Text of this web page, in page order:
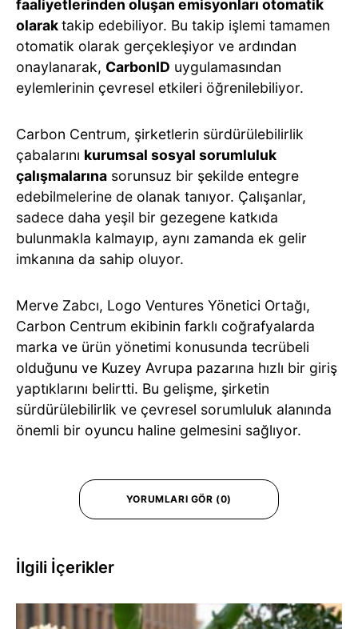
faaliyetlerinden oluşan emisyonları otomatik
olaraktakip edebiliyor. Bu takip işlemi tamamen
otomatik olarak gerçekleşiyor ve ardından
onaylanarak, CarbonID uygulamasından
eylemlerinin çevresel etkileri öğrenilebiliyor.
Carbon Centrum, şirketlerin sürdürülebilirlik
çabalarını kurumsal sosyal sorumluluk
çalışmalarına sorunsuz bir şekilde entegre
edebilmelerine de olanak tanıyor. Çalışanlar,
sadece daha yeşil bir gezegene katkıda
bulunmakla kalmayıp, aynı zamanda ek gelir
imkanına da sahip oluyor.
Merve Zabcı, Logo Ventures Yönetici Ortağı,
Carbon Centrum ekibinin farklı coğrafyalarda
marka ve ürün yönetimi konusunda tecrübeli
olduğunu ve Kuzey Avrupa pazarına hızlı bir giriş
yaptıklarını belirtti. Bu gelişme, şirketin
sürdürülebilirlik ve çevresel sorumluluk alanında
önemli bir oyuncu haline gelmesini sağlıyor.
YORUMLARI GÖR (0)
İlgili İçerikler